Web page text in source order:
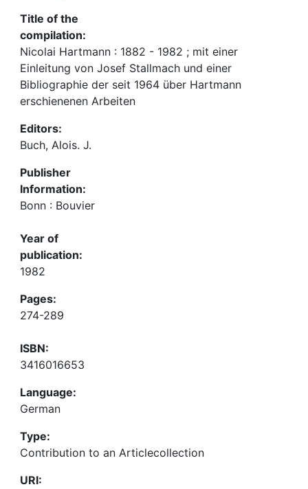
Title of the
compilation:
Nicolai Hartmann : 1882 - 1982 ; mit einer
Einleitung von Josef Stallmach und einer
Bibliographie der seit 1964 über Hartmann
erschienenen Arbeiten
Editors:
Buch, Alois. J.
Publisher
Information:
Bonn : Bouvier
Year of
publication:
1982
Pages:
274-289
ISBN:
3416016653
Language:
German
Type:
Contribution to an Articlecollection
URI: